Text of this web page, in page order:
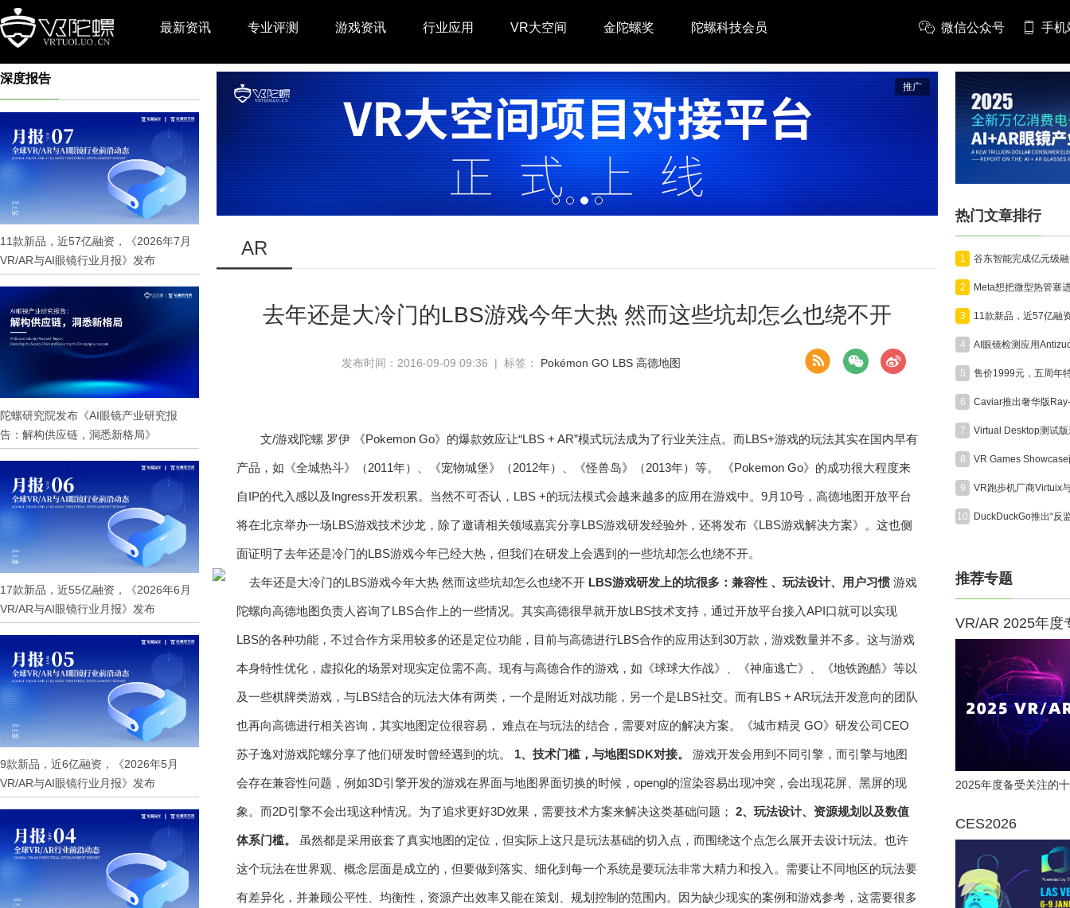
最新资讯 专业评测 游戏资讯 行业应用 VR大空间 金陀螺奖 陀螺科技会员 微信公众号 手机
深度报告
11款新品，近57亿融资，《2026年7月
VR/AR与AI眼镜行业月报》发布
陀螺研究院发布《AI眼镜产业研究报
告：解构供应链，洞悉新格局》
17款新品，近55亿融资，《2026年6月
VR/AR与AI眼镜行业月报》发布
9款新品，近6亿融资，《2026年5月
VR/AR与AI眼镜行业月报》发布
推广
AR
去年还是大冷门的LBS游戏今年大热 然而这些坑却怎么也绕不开
发布时间：2016-09-09 09:36 | 标签： Pokémon GO LBS 高德地图
文/游戏陀螺 罗伊 《Pokemon Go》的爆款效应让“LBS + AR”模式玩法成为了行业关注点。而LBS+游戏的玩法其实在国内早有
产品，如《全城热斗》（2011年）、《宠物城堡》（2012年）、《怪兽岛》（2013年）等。 《Pokemon Go》的成功很大程度来
自IP的代入感以及Ingress开发积累。当然不可否认，LBS +的玩法模式会越来越多的应用在游戏中。9月10号，高德地图开放平台
将在北京举办一场LBS游戏技术沙龙，除了邀请相关领域嘉宾分享LBS游戏研发经验外，还将发布《LBS游戏解决方案》。这也侧
面证明了去年还是冷门的LBS游戏今年已经大热，但我们在研发上会遇到的一些坑却怎么也绕不开。
LBS游戏研发上的坑很多：兼容性 、玩法设计、用户习惯 游戏
陀螺向高德地图负责人咨询了LBS合作上的一些情况。其实高德很早就开放LBS技术支持，通过开放平台接入API口就可以实现
LBS的各种功能，不过合作方采用较多的还是定位功能，目前与高德进行LBS合作的应用达到30万款，游戏数量并不多。这与游戏
本身特性优化，虚拟化的场景对现实定位需不高。现有与高德合作的游戏，如《球球大作战》、《神庙逃亡》、《地铁跑酷》等以
及一些棋牌类游戏，与LBS结合的玩法大体有两类，一个是附近对战功能，另一个是LBS社交。而有LBS + AR玩法开发意向的团队
也再向高德进行相关咨询，其实地图定位很容易， 难点在与玩法的结合，需要对应的解决方案。《城市精灵 GO》研发公司CEO
苏子逸对游戏陀螺分享了他们研发时曾经遇到的坑。 1、技术门槛，与地图SDK对接。 游戏开发会用到不同引擎，而引擎与地图
会存在兼容性问题，例如3D引擎开发的游戏在界面与地图界面切换的时候，opengl的渲染容易出现冲突，会出现花屏、黑屏的现
象。而2D引擎不会出现这种情况。为了追求更好3D效果，需要技术方案来解决这类基础问题； 2、玩法设计、资源规划以及数值
体系门槛。 虽然都是采用嵌套了真实地图的定位，但实际上这只是玩法基础的切入点，而围绕这个点怎么展开去设计玩法。也许
这个玩法在世界观、概念层面是成立的，但要做到落实、细化到每一个系统是要玩法非常大精力和投入。需要让不同地区的玩法要
有差异化，并兼顾公平性、均衡性，资源产出效率又能在策划、规划控制的范围内。因为缺少现实的案例和游戏参考，这需要很多
热门文章排行
1
2
3
4
5
6
7
8
9
10
推荐专题
VR/AR 2025年度
2025年度备受关注的
CES2026